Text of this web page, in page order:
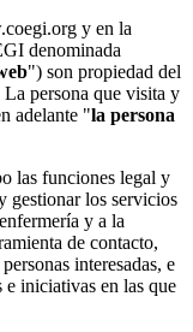
y en la
denominada
") son propiedad del
persona que visita y
adelante "la persona
las funciones legal y
gestionar los servicios
y a la
de contacto,
interesadas, e
iniciativas en las que